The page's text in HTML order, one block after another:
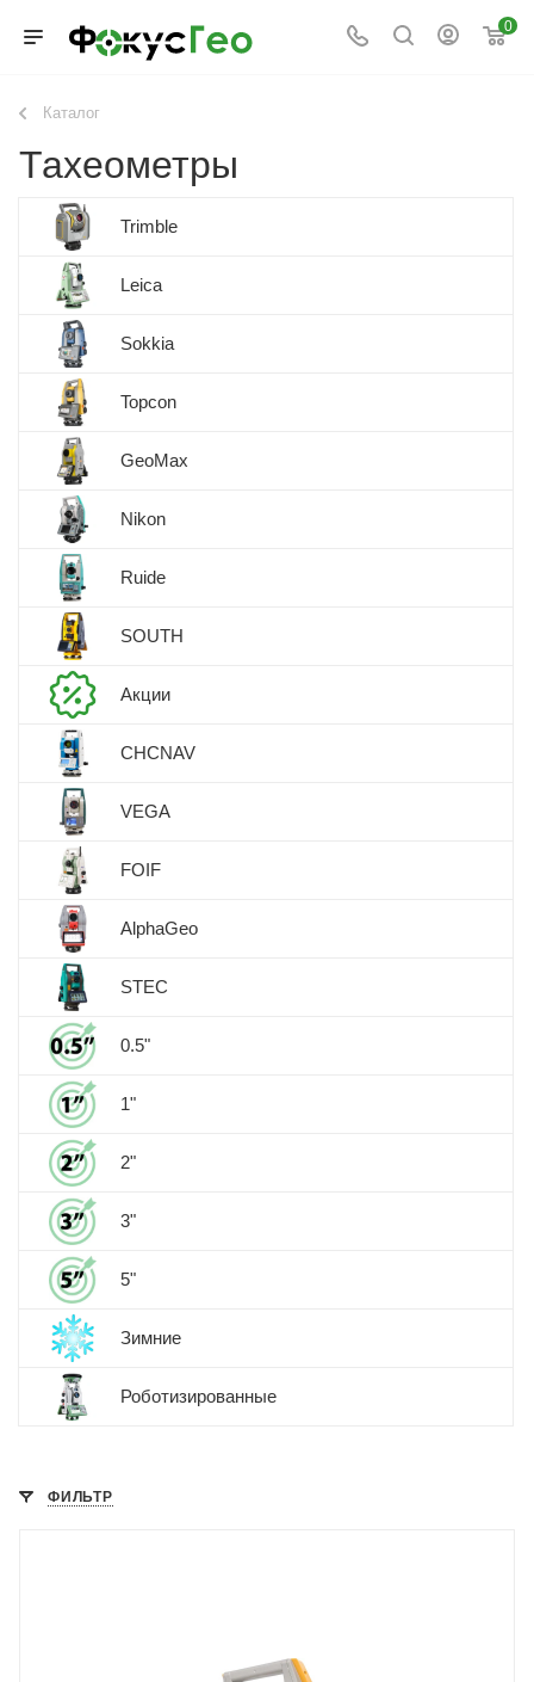
0
Каталог
Тахеометры
Trimble
Leica
Sokkia
Topcon
GeoMax
Nikon
Ruide
SOUTH
Акции
CHCNAV
VEGA
FOIF
AlphaGeo
STEC
0.5"
1"
2"
3"
5"
Зимние
Роботизированные
ФИЛЬТР